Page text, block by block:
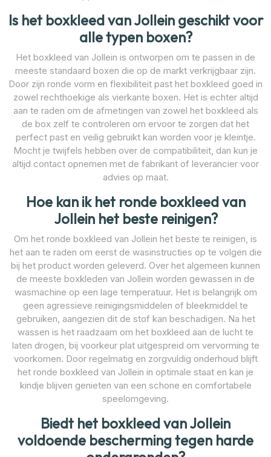
Is het boxkleed van Jollein geschikt voor
alle typen boxen?
Het boxkleed van Jollein is ontworpen om te passen in de
meeste standaard boxen die op de markt verkrijgbaar zijn.
Door zijn ronde vorm en flexibiliteit past het boxkleed goed in
zowel rechthoekige als vierkante boxen. Het is echter altijd
aan te raden om de afmetingen van zowel het boxkleed als
de box zelf te controleren om ervoor te zorgen dat het
perfect past en veilig gebruikt kan worden voor je kleintje.
Mocht je twijfels hebben over de compatibiliteit, dan kun je
altijd contact opnemen met de fabrikant of leverancier voor
advies op maat.
Hoe kan ik het ronde boxkleed van
Jollein het beste reinigen?
Om het ronde boxkleed van Jollein het beste te reinigen, is
het aan te raden om eerst de wasinstructies op te volgen die
bij het product worden geleverd. Over het algemeen kunnen
de meeste boxkleden van Jollein worden gewassen in de
wasmachine op een lage temperatuur. Het is belangrijk om
geen agressieve reinigingsmiddelen of bleekmiddel te
gebruiken, aangezien dit de stof kan beschadigen. Na het
wassen is het raadzaam om het boxkleed aan de lucht te
laten drogen, bij voorkeur plat uitgespreid om vervorming te
voorkomen. Door regelmatig en zorgvuldig onderhoud blijft
het ronde boxkleed van Jollein in optimale staat en kan je
kindje blijven genieten van een schone en comfortabele
speelomgeving.
Biedt het boxkleed van Jollein
voldoende bescherming tegen harde